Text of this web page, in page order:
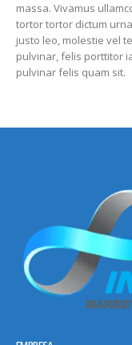
massa. Vivamus
tortor tortor dictum
justo leo, molestie vel
pulvinar, felis porttitor
pulvinar felis quam sit.